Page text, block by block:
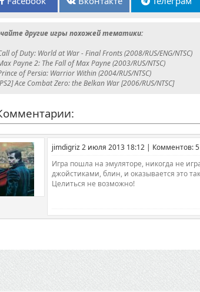
другие игры похожей тематики:
of Duty: World at War - Final Fronts (2008/RUS/ENG/NTSC)
Payne 2: The Fall of Max Payne (2003/RUS/NTSC)
of Persia: Warrior Within (2004/RUS/NTSC)
Ace Combat Zero: the Belkan War [2006/RUS/NTSC]
jimdigriz 2 июля 2013 18:12 | Комментов:
Игра пошла на эмуляторе, никогда не
джойстиками, блин, и оказывается это
Целиться не возможно!